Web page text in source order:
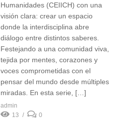
Humanidades (CEIICH) con una
visión clara: crear un espacio
donde la interdisciplina abre
diálogo entre distintos saberes.
Festejando a una comunidad viva,
tejida por mentes, corazones y
voces comprometidas con el
pensar del mundo desde múltiples
miradas. En esta serie, […]
admin
13
0